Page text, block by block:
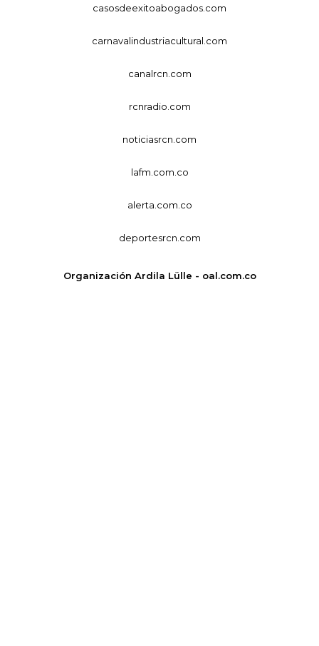
casosdeexitoabogados.com
carnavalindustriacultural.com
canalrcn.com
rcnradio.com
noticiasrcn.com
lafm.com.co
alerta.com.co
deportesrcn.com
Organización Ardila Lülle - oal.com.co